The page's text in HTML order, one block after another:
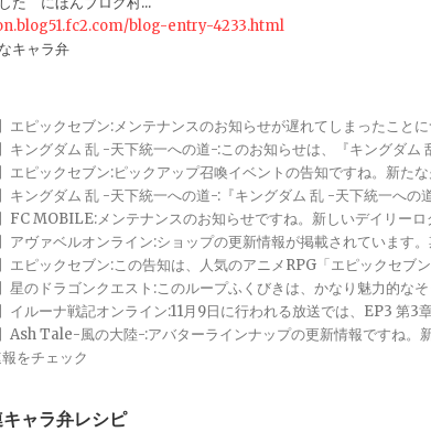
blog-entry-4233.html
キャラ弁
】エピックセブン:メンテナンスのお知らせが遅れてしまったこと
】キングダム 乱 -天下統一への道-:このお知らせは、『キングダ
】エピックセブン:ピックアップ召喚イベントの告知ですね。新た
】キングダム 乱 -天下統一への道-:『キングダム 乱 -天下統一へ
】FC MOBILE:メンテナンスのお知らせですね。新しいデイリー
】アヴァベルオンライン:ショップの更新情報が掲載されています
】エピックセブン:この告知は、人気のアニメRPG「エピックセブ
】星のドラゴンクエスト:このループふくびきは、かなり魅力的な
】イルーナ戦記オンライン:11月9日に行われる放送では、EP3 第
】Ash Tale-風の大陸-:アバターラインナップの更新情報ですね。
をチェック
ャラ弁レシピ